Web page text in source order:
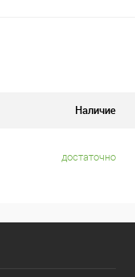
Наличие
достаточно